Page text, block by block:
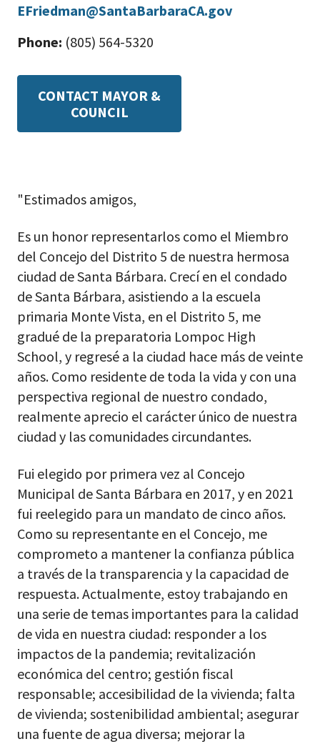
EFriedman@SantaBarbaraCA.gov
Phone: (805) 564-5320
CONTACT MAYOR &
COUNCIL
"Estimados amigos,
Es un honor representarlos como el Miembro
del Concejo del Distrito 5 de nuestra hermosa
ciudad de Santa Bárbara. Crecí en el condado
de Santa Bárbara, asistiendo a la escuela
primaria Monte Vista, en el Distrito 5, me
gradué de la preparatoria Lompoc High
School, y regresé a la ciudad hace más de veinte
años. Como residente de toda la vida y con una
perspectiva regional de nuestro condado,
realmente aprecio el carácter único de nuestra
ciudad y las comunidades circundantes.
Fui elegido por primera vez al Concejo
Municipal de Santa Bárbara en 2017, y en 2021
fui reelegido para un mandato de cinco años.
Como su representante en el Concejo, me
comprometo a mantener la confianza pública
a través de la transparencia y la capacidad de
respuesta. Actualmente, estoy trabajando en
una serie de temas importantes para la calidad
de vida en nuestra ciudad: responder a los
impactos de la pandemia; revitalización
económica del centro; gestión fiscal
responsable; accesibilidad de la vivienda; falta
de vivienda; sostenibilidad ambiental; asegurar
una fuente de agua diversa; mejorar la